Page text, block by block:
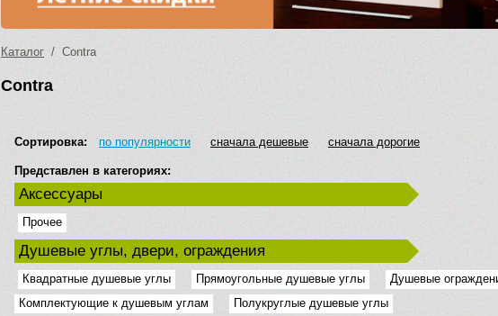
Каталог / Contra
Contra
Сортировка: по популярности сначала дешевые сначала дорогие
Представлен в категориях:
Аксессуары
Прочее
Душевые углы, двери, ограждения
Квадратные душевые углы Прямоугольные душевые углы Душевые
Комплектующие к душевым углам
Полукруглые душевые углы